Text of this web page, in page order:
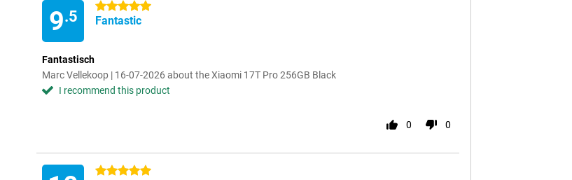
9.5
5 stars
Fantastic
Fantastisch
Marc Vellekoop | 16-07-2026 about the Xiaomi 17T Pro 256GB Black
I recommend this product
0 0
5 stars